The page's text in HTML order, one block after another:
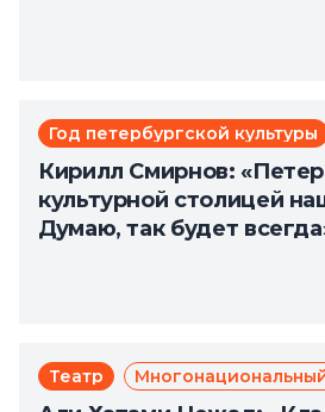
Год петербургской культуры
Кирилл Смирнов:
культурной столицей
Думаю, так будет
Театр